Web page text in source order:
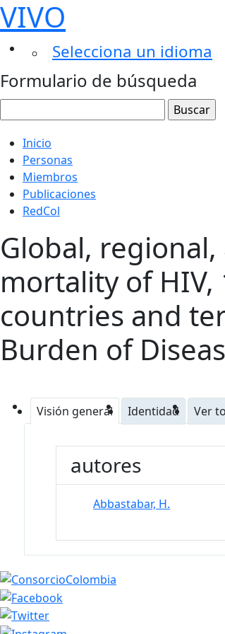
VIVO
Selecciona un idioma
Formulario de búsqueda
Inicio
Personas
Miembros
Publicaciones
RedCol
Global,
mortality of HIV,
countries and
Burden of
Visión general Identidad Ver
autores
Abbastabar, H.